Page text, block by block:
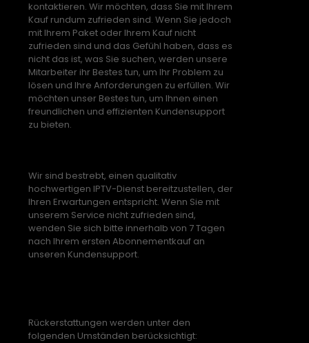
kontaktieren. Wir möchten, dass Sie mit Ihrem
Kauf rundum zufrieden sind. Wenn Sie jedoch
mit Ihrem Paket oder Ihrem Kauf nicht
zufrieden sind und das Gefühl haben, dass es
nicht das ist, was Sie suchen, werden unsere
Mitarbeiter ihr Bestes tun, um Ihr Problem zu
lösen und Ihre Anforderungen zu erfüllen. Wir
möchten unser Bestes tun, um Ihnen einen
freundlichen und effizienten Kundensupport
zu bieten.
Wir sind bestrebt, einen qualitativ
hochwertigen IPTV-Dienst bereitzustellen, der
Ihren Erwartungen entspricht. Wenn Sie mit
unserem Service nicht zufrieden sind,
wenden Sie sich bitte innerhalb von 7 Tagen
nach Ihrem ersten Abonnementkauf an
unseren Kundensupport.
Rückerstattungen werden unter den
folgenden Umständen berücksichtigt: